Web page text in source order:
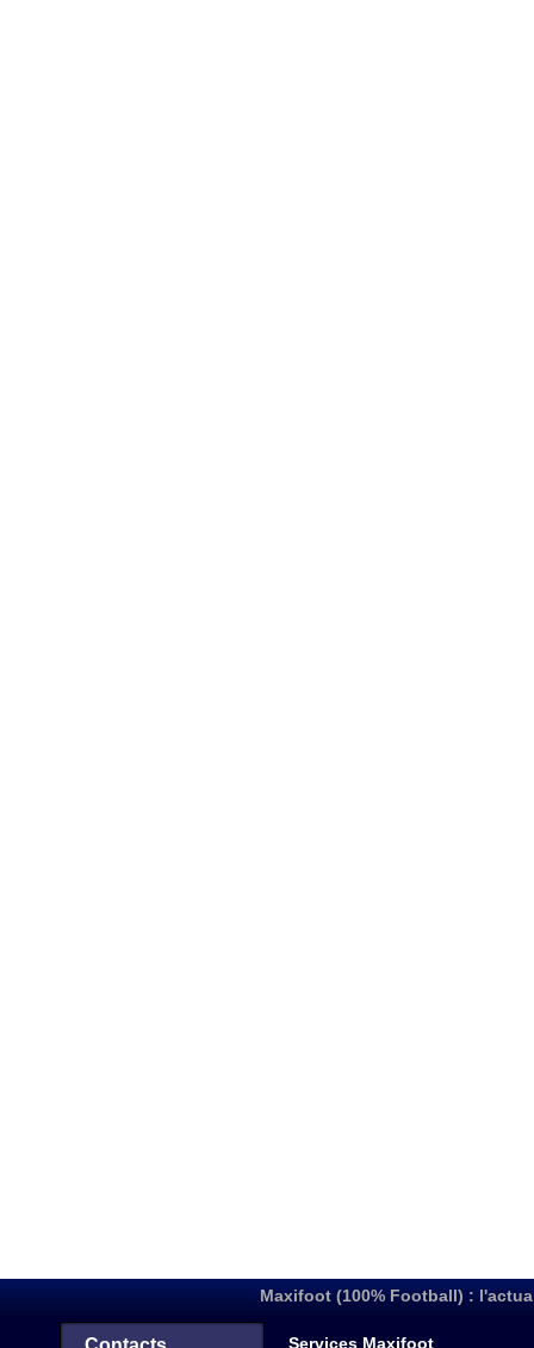
Maxifoot (100% Football) :
Services Maxifoot